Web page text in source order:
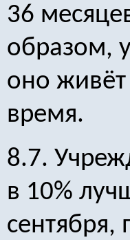
36
образом,
оно живёт
время.
8.7.
в 10%
сентября,